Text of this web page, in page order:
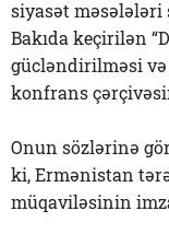
siyasət məsələləri
Bakıda keçirilən
gücləndirilməsi
konfrans
Onun sözlərinə
ki, Ermənistan
müqaviləsinin